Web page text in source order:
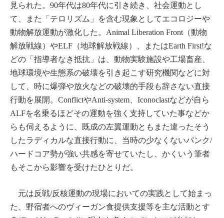
見られた。90年代は80年代に引き続き、社会運動とし
て、また「テロリズム」を含む現象としてエコロジーや
動物解放運動が激化した。Animal Liberation Front（動物
解放戦線）やELF（地球解放戦線）、またはEarth First!な
どの「指導者なき抵抗」は、動物実験施設や工場畜産、
地球環境や生態系の破壊を引き起こす研究機関などに対
して、時に爆弾や放火などの破壊的手段も辞さない直接
行動を展開。ConflictやAnti-system、Iconoclastなどが自ら
ALFを名乗るほどその運動を強く支持していた事などか
らも伺えるように、既成の左翼運動ともまた違ったそう
したラディカルな直接行動に、当時の少なくないパンク/
ハードコア勢が強い共感を寄せていたし、かくいう筆者
もそこから影響を受けたひとりだ。
元は反戦/反核運動の現場においての実践として始まっ
た、野宿者へのヴィーガン食提供支援等を主な活動とす